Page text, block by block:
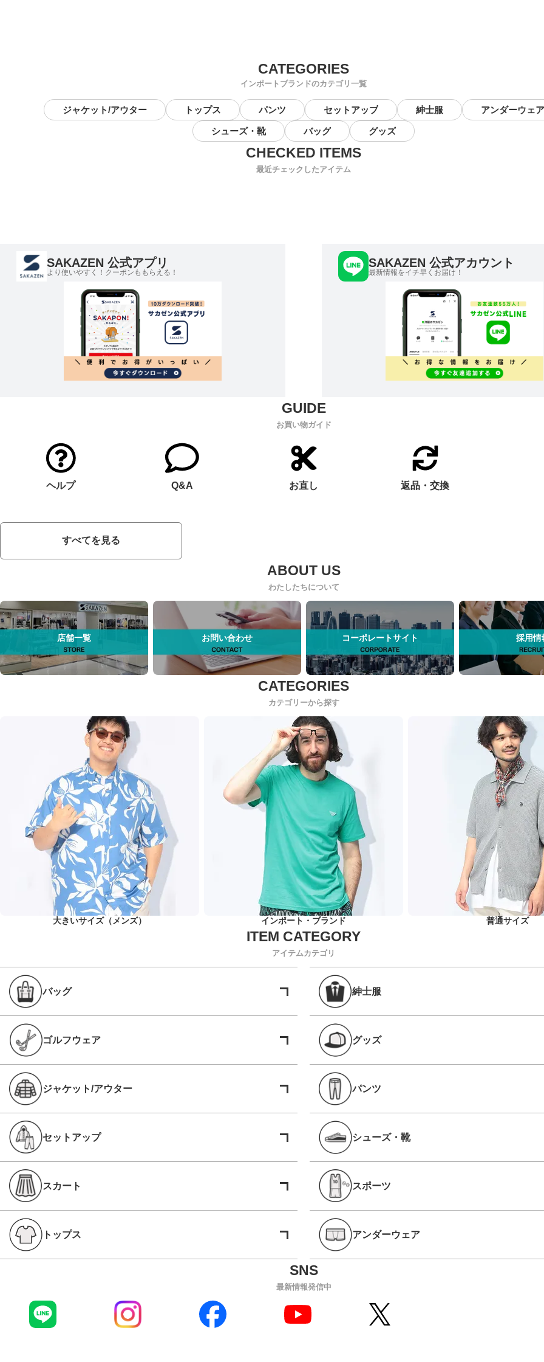
インポートブランドのカテゴリ一覧
ジャケット/アウター トップス パンツ セットアップ 紳士服 アンダーウェア
シューズ・靴 バッグ グッズ
最近チェックしたアイテム
SAKAZEN 公式アプリ
より使いやすく！クーポンももらえる！
SAKAZEN 公式アカウント
最新情報をイチ早くお届け！
お買い物ガイド
ヘルプ Q&A お直し 返品・交換
すべてを見る
わたしたちについて
店舗一覧 お問い合わせ コーポレートサイト 採用情
カテゴリーから探す
大きいサイズ（メンズ） インポート・ブランド 普通サイズ
アイテムカテゴリ
バッグ 紳士服
ゴルフウェア グッズ
ジャケット/アウター パンツ
セットアップ シューズ・靴
スカート スポーツ
トップス アンダーウェア
最新情報発信中